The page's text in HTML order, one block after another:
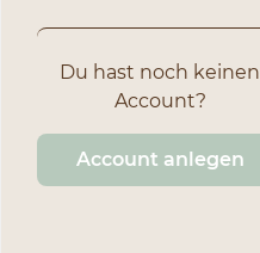
Du hast noch keinen
Account?
Account anlegen